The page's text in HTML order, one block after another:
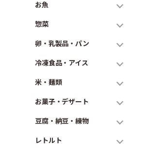
お魚
惣菜
卵・乳製品・パン
冷凍食品・アイス
米・麺類
お菓子・デザート
豆腐・納豆・練物
レトルト